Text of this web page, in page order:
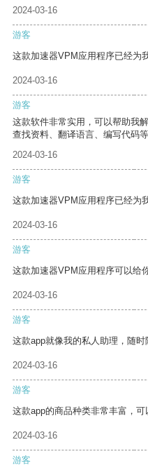
2024-03-16
游客
这款加速器VPM应用程序已经为
2024-03-16
游客
这款软件非常实用，可以帮助我
查找资料、翻译语言、编写代码等
2024-03-16
游客
这款加速器VPM应用程序已经为
2024-03-16
游客
这款加速器VPM应用程序可以给
2024-03-16
游客
这款app就像我的私人助理，随时
2024-03-16
游客
这款app的商品种类非常丰富，可
2024-03-16
游客